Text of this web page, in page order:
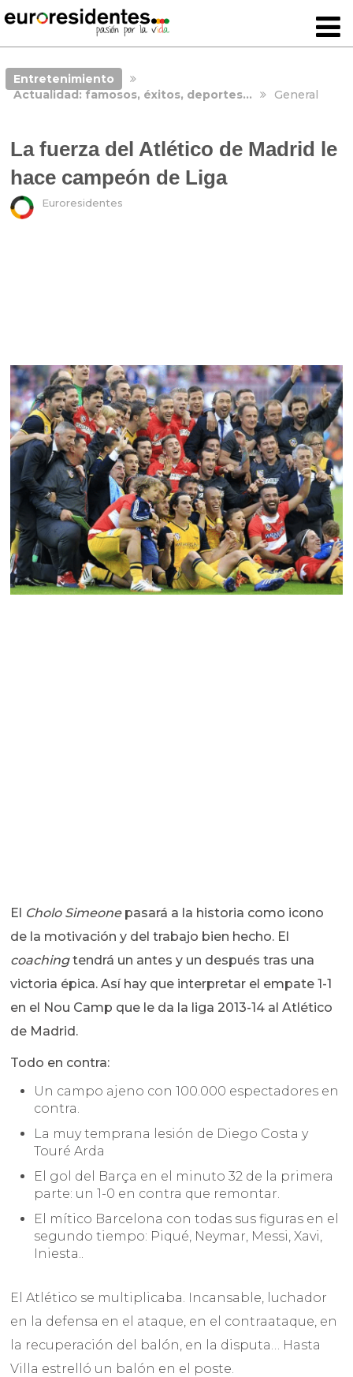
Entretenimiento
Actualidad: famosos, éxitos, deportes…
General
La fuerza del Atlético de Madrid le
hace campeón de Liga
Euroresidentes
El Cholo Simeonepasará a la historia como icono
de la motivación y del trabajo bien hecho. El
coachingtendrá un antes y un después tras una
victoria épica. Así hay que interpretar el empate 1-1
en el Nou Camp que le da la liga 2013-14 al Atlético
de Madrid.
Todo en contra:
Un campo ajeno con 100.000 espectadores en
contra.
La muy temprana lesión de Diego Costa y
Touré Arda
El gol del Barça en el minuto 32 de la primera
parte: un 1-0 en contra que remontar.
El mítico Barcelona con todas sus figuras en el
segundo tiempo: Piqué, Neymar, Messi, Xavi,
Iniesta..
El Atlético se multiplicaba. Incansable, luchador
en la defensa en el ataque, en el contraataque, en
la recuperación del balón, en la disputa… Hasta
Villa estrelló un balón en el poste.